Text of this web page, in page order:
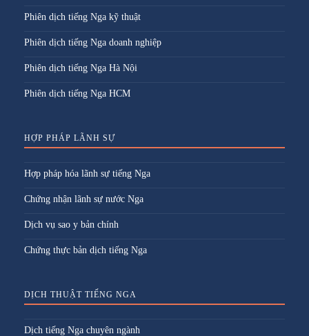
Phiên dịch tiếng Nga kỹ thuật
Phiên dịch tiếng Nga doanh nghiệp
Phiên dịch tiếng Nga Hà Nội
Phiên dịch tiếng Nga HCM
HỢP PHÁP LÃNH SỰ
Hợp pháp hóa lãnh sự tiếng Nga
Chứng nhận lãnh sự nước Nga
Dịch vụ sao y bản chính
Chứng thực bản dịch tiếng Nga
DỊCH THUẬT TIẾNG NGA
Dịch tiếng Nga chuyên ngành